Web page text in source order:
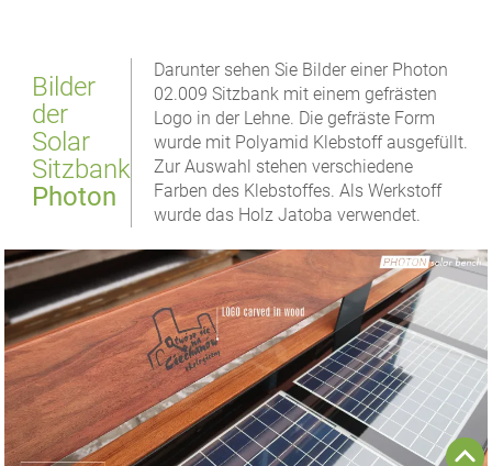
Bilder
der
Solar
Sitzbank
Photon
Darunter sehen Sie Bilder einer Photon
02.009 Sitzbank mit einem gefrästen
Logo in der Lehne. Die gefräste Form
wurde mit Polyamid Klebstoff ausgefüllt.
Zur Auswahl stehen verschiedene
Farben des Klebstoffes. Als Werkstoff
wurde das Holz Jatoba verwendet.